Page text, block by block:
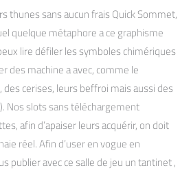
thunes sans aucun frais Quick Sommet,
quelque métaphore a ce graphisme
lire défiler les symboles chimériques
des machine a avec, comme le
des cerises, leurs beffroi mais aussi des
Nos slots sans téléchargement
afin d’apaiser leurs acquérir, on doit
réel. Afin d’user en vogue en
publier avec ce salle de jeu un tantinet ,